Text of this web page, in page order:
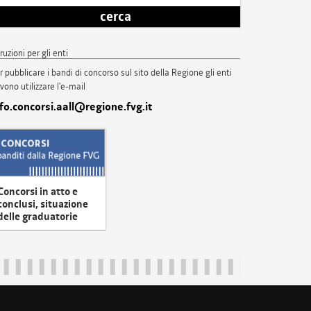
cerca
per gli enti
pubblicare i bandi di concorso sul sito della Regione gli enti
utilizzare l'e-mail
in atto e
situazione
graduatorie